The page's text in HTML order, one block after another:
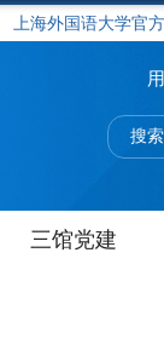
上海外国语大学官
三馆党建